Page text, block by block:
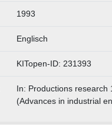
1993
Englisch
KITopen-ID: 231393
In: Productions research
(Advances in industrial